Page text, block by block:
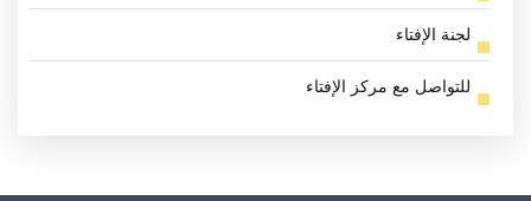
لجنة الإفتاء
للتواصل مع مركز الإفتاء